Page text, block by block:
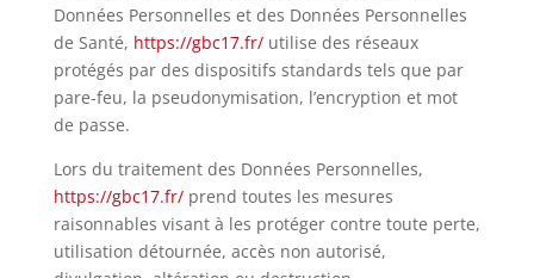
Données Personnelles et des Données Personnelles
de Santé, https://gbc17.fr/ utilise des réseaux
protégés par des dispositifs standards tels que par
pare-feu, la pseudonymisation, l’encryption et mot
de passe.
Lors du traitement des Données Personnelles,
https://gbc17.fr/prend toutes les mesures
raisonnables visant à les protéger contre toute perte,
utilisation détournée, accès non autorisé,